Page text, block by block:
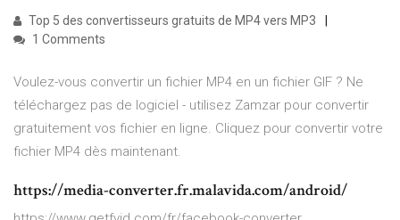
Top 5 des convertisseurs gratuits de MP4 vers MP3
1 Comments
Voulez-vous convertir un fichier MP4 en un fichier GIF ? Ne
téléchargez pas de logiciel - utilisez Zamzar pour convertir
gratuitement vos fichier en ligne. Cliquez pour convertir votre
fichier MP4 dès maintenant.
https://media-converter.fr.malavida.com/android/